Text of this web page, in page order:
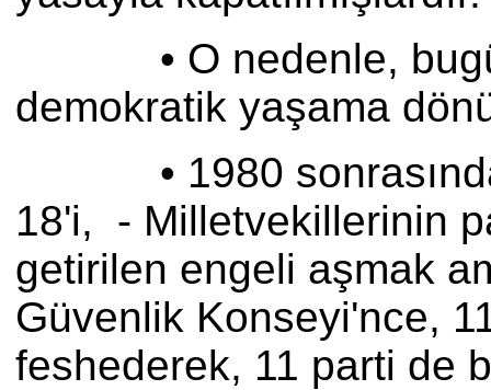
• O nedenle, bugün
demokratik yaşama
• 1980 sonrasında
18'i, - Milletvekillerinin
getirilen engeli aşmak
Güvenlik Konseyi'nce,
feshederek, 11 parti de